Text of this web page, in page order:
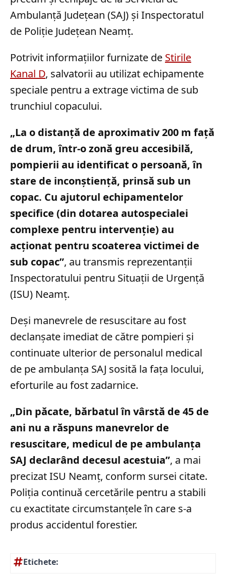
Ambulanță Județean (SAJ) și Inspectoratul
de Poliție Județean Neamț.
Potrivit informațiilor furnizate de Stirile
Kanal D, salvatorii au utilizat echipamente
speciale pentru a extrage victima de sub
trunchiul copacului.
„La o distanță de aproximativ 200 m față
de drum, într-o zonă greu accesibilă,
pompierii au identificat o persoană, în
stare de inconștiență, prinsă sub un
copac. Cu ajutorul echipamentelor
specifice (din dotarea autospecialei
complexe pentru intervenție) au
acționat pentru scoaterea victimei de
sub copac”, au transmis reprezentanții
Inspectoratului pentru Situații de Urgență
(ISU) Neamț.
Deși manevrele de resuscitare au fost
declanșate imediat de către pompieri și
continuate ulterior de personalul medical
de pe ambulanța SAJ sosită la fața locului,
eforturile au fost zadarnice.
„Din păcate, bărbatul în vârstă de 45 de
ani nu a răspuns manevrelor de
resuscitare, medicul de pe ambulanța
SAJ declarând decesul acestuia”, a mai
precizat ISU Neamț, conform sursei citate.
Poliția continuă cercetările pentru a stabili
cu exactitate circumstanțele în care s-a
produs accidentul forestier.
Etichete: